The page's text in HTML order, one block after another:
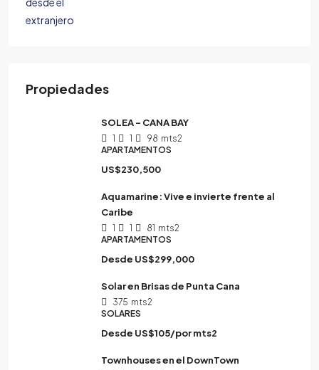
Propiedades
SOLEA – CANA BAY
1 1 98 mts2
APARTAMENTOS
US$230,500
Aquamarine: Vive e invierte frente al
Caribe
1 1 81 mts2
APARTAMENTOS
Desde US$299,000
Solar en Brisas de Punta Cana
375 mts2
SOLARES
Desde US$105/por mts2
Townhouses en el DownTown